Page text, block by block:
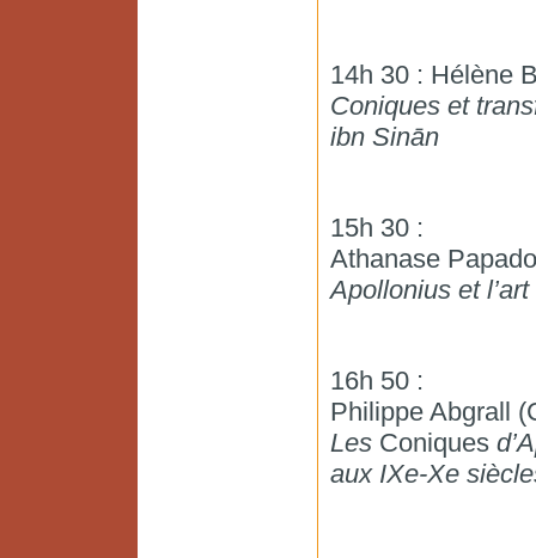
14h 30 : Hélène
Coniques et
ibn Sinān
15h 30 :
Athanase
Apollonius et l’art
16h 50 :
Philippe Abgrall
LesConiques
aux IXe-Xe